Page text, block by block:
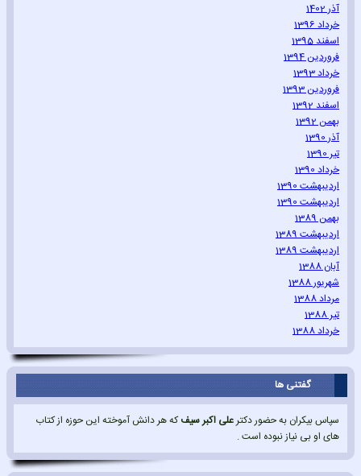
آذر 1402
خرداد 1396
اسفند 1395
فروردین 1394
خرداد 1393
فروردین 1393
اسفند 1392
بهمن 1392
آذر 1390
تیر 1390
خرداد 1390
اردیبهشت 1390
اردیبهشت 1390
بهمن 1389
اردیبهشت 1389
اردیبهشت 1389
آبان 1388
شهریور 1388
مرداد 1388
تیر 1388
خرداد 1388
گفتنی ها
سپاس بیکران به حضور دکترعلی اکبر سیفکه هر دانش آموخته این حوزه از کتاب
های او بی نیاز نبوده است .